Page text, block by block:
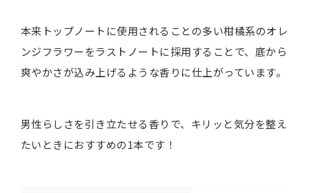
本来トップノートに使用されることの多い柑橘系のオレ
ンジフラワーをラストノートに採用することで、底から
爽やかさが込み上げるような香りに仕上がっています。
男性らしさを引き立たせる香りで、キリッと気分を整え
たいときにおすすめの1本です！